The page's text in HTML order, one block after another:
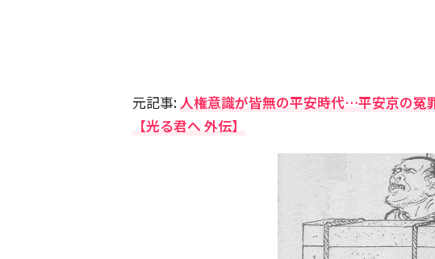
元記事:人権意識が皆無の平安時代…平安京の冤
【光る君へ 外伝】